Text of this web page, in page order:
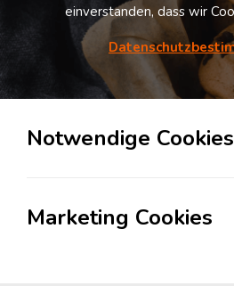
Suche
Logistiklösungen
einverstanden, dass wir
Notwendige Cookies
Marketing Cookies